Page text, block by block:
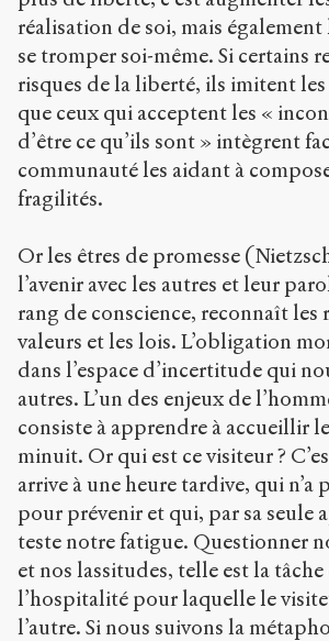
réalisation de soi, mais également
se tromper soi-même. Si certains
risques de la liberté, ils imitent
que ceux qui acceptent les «
d’être ce qu’ils sont » intègrent
communauté les aidant à
fragilités.
Or les êtres de promesse
l’avenir avec les autres et leur
rang de conscience, reconnaît les
valeurs et les lois. L’obligation
dans l’espace d’incertitude qui
autres. L’un des enjeux de
consiste à apprendre à accueillir
minuit. Or qui est ce visiteur ?
arrive à une heure tardive, qui n’a
pour prévenir et qui, par sa seule
teste notre fatigue. Questionner
et nos lassitudes, telle est la tâche
l’hospitalité pour laquelle le
l’autre. Si nous suivons la